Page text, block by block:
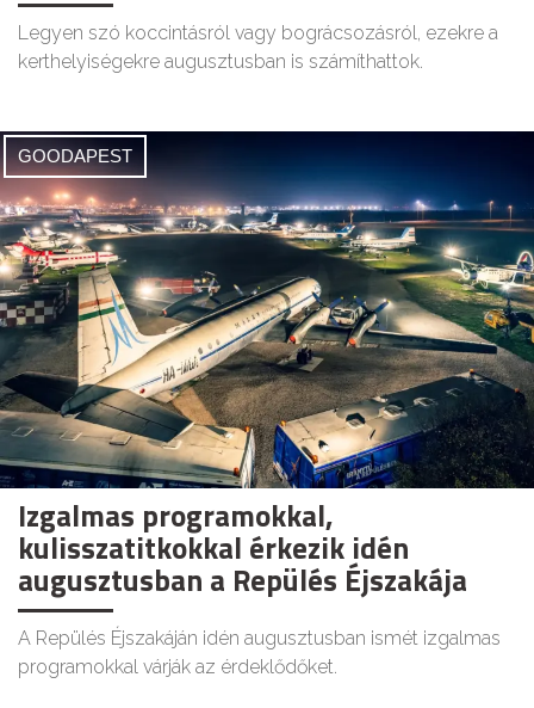
Legyen szó koccintásról vagy bográcsozásról, ezekre a
kerthelyiségekre augusztusban is számíthattok.
GOODAPEST
Izgalmas programokkal,
kulisszatitkokkal érkezik idén
augusztusban a Repülés Éjszakája
A Repülés Éjszakáján idén augusztusban ismét izgalmas
programokkal várják az érdeklődőket.